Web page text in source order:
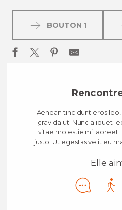
BOUTON 1
Aenean tincidunt eros
gravida ut. Nunc aliquet
vitae molestie mi laoreet.
justo. Ut egestas velit eu
Elle